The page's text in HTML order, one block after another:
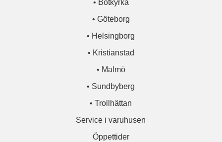
• Botkyrka
• Göteborg
• Helsingborg
• Kristianstad
• Malmö
• Sundbyberg
• Trollhättan
Service i varuhusen
Öppettider